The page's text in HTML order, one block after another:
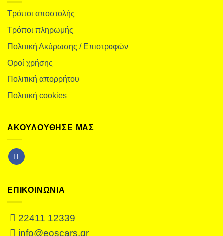
Τρόποι αποστολής
Τρόποι πληρωμής
Πολιτική Ακύρωσης / Επιστροφών
Οροί χρήσης
Πολιτική απορρήτου
Πολιτική cookies
ΑΚΟΥΛΟΥΘΗΣΕ ΜΑΣ
ΕΠΙΚΟΙΝΩΝΙΑ
22411 12339
info@eoscars.gr